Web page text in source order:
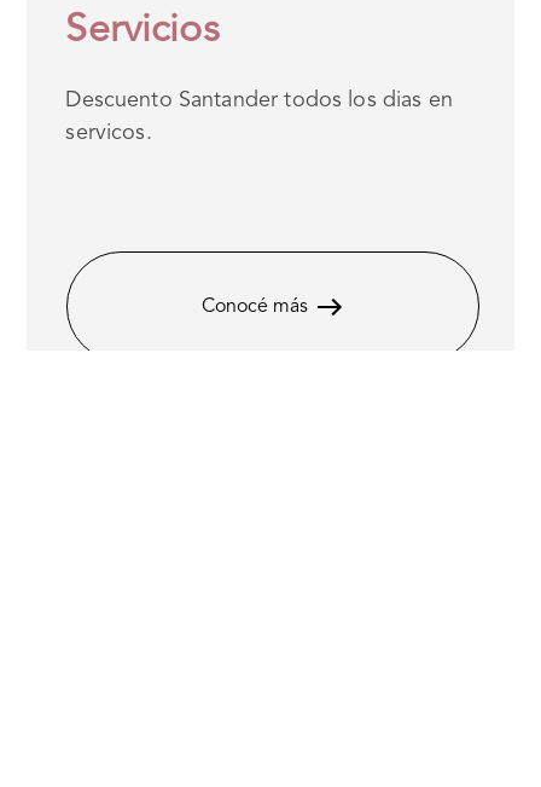
Servicios
Descuento Santander todos los dias en
servicos.
Conocé más